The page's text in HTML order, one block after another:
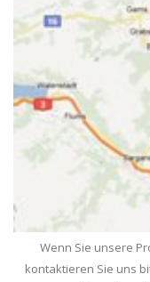
Wenn Sie unsere
kontaktieren Sie uns